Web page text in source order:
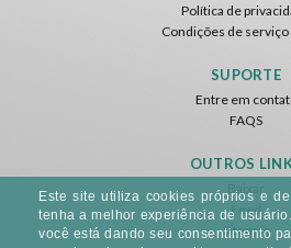
Política de
Condições de
SUPORTE
Entre em
FAQS
OUTROS
Baixar
Feed
Sitemap
Este site utiliza cookies próprios e
tenha a melhor experiência de
você está dando seu consentimento